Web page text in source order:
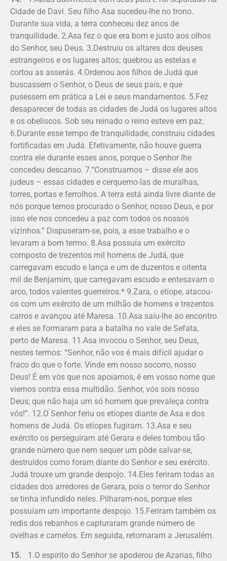
Cidade de Davi. Seu filho Asa sucedeu-lhe no trono.
Durante sua vida, a terra conheceu dez anos de
tranquilidade. 2.Asa fez o que era bom e justo aos olhos
do Senhor, seu Deus. 3.Destruiu os altares dos deuses
estrangeiros e os lugares altos; quebrou as estelas e
cortou as asserás. 4.Ordenou aos filhos de Judá que
buscassem o Senhor, o Deus de seus pais, e que
pusessem em prática a Lei e seus mandamentos. 5.Fez
desaparecer de todas as cidades de Judá os lugares altos
e os obeliscos. Sob seu reinado o reino esteve em paz.
6.Durante esse tempo de tranquilidade, construiu cidades
fortificadas em Judá. Efetivamente, não houve guerra
contra ele durante esses anos, porque o Senhor lhe
concedeu descanso. 7.“Construamos – disse ele aos
judeus – essas cidades e cerquemo-las de muralhas,
torres, portas e ferrolhos. A terra está ainda livre diante de
nós porque temos procurado o Senhor, nosso Deus, e por
isso ele nos concedeu a paz com todos os nossos
vizinhos.” Dispuseram-se, pois, a esse trabalho e o
levaram a bom termo. 8.Asa possuía um exército
composto de trezentos mil homens de Judá, que
carregavam escudo e lança e um de duzentos e oitenta
mil de Benjamim, que carregavam escudo e entesavam o
arco, todos valentes guerreiros.* 9.Zara, o etíope, atacou-
os com um exército de um milhão de homens e trezentos
carros e avançou até Maresa. 10.Asa saiu-lhe ao encontro
e eles se formaram para a batalha no vale de Sefata,
perto de Maresa. 11.Asa invocou o Senhor, seu Deus,
nestes termos: “Senhor, não vos é mais difícil ajudar o
fraco do que o forte. Vinde em nosso socorro, nosso
Deus! É em vós que nos apoiamos, é em vosso nome que
viemos contra essa multidão. Senhor, vós sois nosso
Deus; que não haja um só homem que prevaleça contra
vós!”. 12.O Senhor feriu os etíopes diante de Asa e dos
homens de Judá. Os etíopes fugiram. 13.Asa e seu
exército os perseguiram até Gerara e deles tombou tão
grande número que nem sequer um pôde salvar-se,
destruídos como foram diante do Senhor e seu exército.
Judá trouxe um grande despojo. 14.Eles feriram todas as
cidades dos arredores de Gerara, pois o terror do Senhor
se tinha infundido neles. Pilharam-nos, porque eles
possuíam um importante despojo. 15.Feriram também os
redis dos rebanhos e capturaram grande número de
ovelhas e camelos. Em seguida, retornaram a Jerusalém.
15. 1.O espírito do Senhor se apoderou de Azarias, filho